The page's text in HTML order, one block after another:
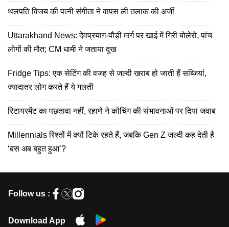
थलपति विजय की पत्नी संगीता ने वापस ली तलाक की अर्जी
Uttarakhand News: देवप्रयाग-पौड़ी मार्ग पर खाई में गिरी बोलेरो, पांच
लोगों की मौत; CM धामी ने जताया दुख
Fridge Tips: एक सेटिंग की वजह से जल्दी खराब हो जाती हैं सब्जियां,
ज्यादातर लोग करते हैं ये गलती
रिटायरमेंट का पछतावा नहीं, रहाणे ने कोचिंग की संभावनाओं पर दिया जवाब
Millennials रिश्तों में क्यों टिके रहते हैं, जबकि Gen Z जल्दी कह देती है
‘बस अब बहुत हुआ’?
Follow us :
Download App